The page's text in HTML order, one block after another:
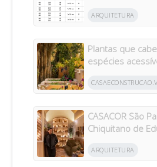
ARQUITETURA
Plantas que
espécies
CASACOR São
Chiquitano de
ARQUITETURA